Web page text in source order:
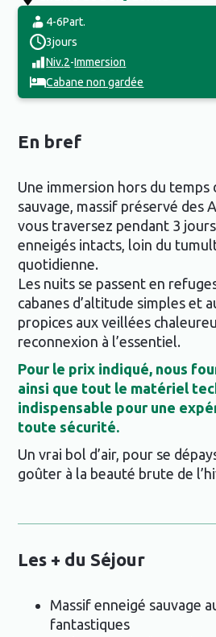
4-6Part.
3jours
Niv.2-Immersion
Cabane non gardée
En bref
Une immersion hors du temps
sauvage, massif préservé des
vous traversez pendant 3
enneigés intacts, loin du
quotidienne.
Les nuits se passent en
cabanes d’altitude simples et
propices aux veillées
reconnexion à l’essentiel.
Pour le prix indiqué, nous
ainsi que tout le matériel
indispensable pour une
toute sécurité.
Un vrai bol d’air, pour se
goûter à la beauté brute de
Les + du Séjour
Massif enneigé sauvage
fantastiques